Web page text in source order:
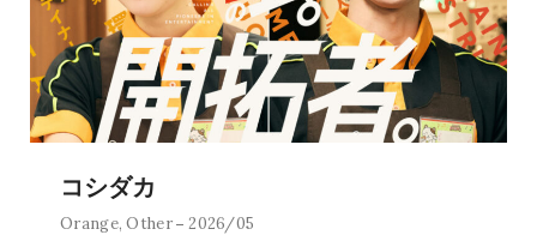
コシダカ
Orange,Other 2026/05